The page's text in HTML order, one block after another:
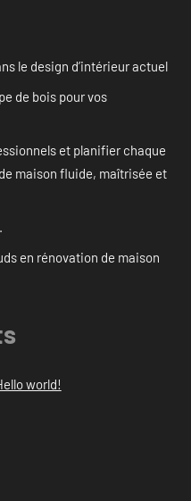
le design d’intérieur actuel
de bois pour vos
et planifier chaque
maison fluide, maîtrisée et
en rénovation de maison
world!